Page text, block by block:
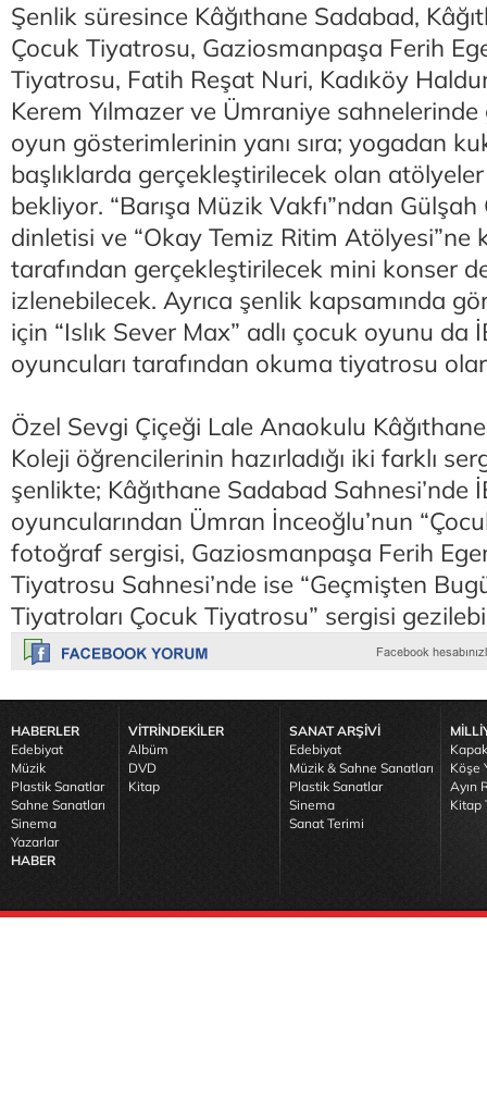
Şenlik süresince Kâğıthane Sadabad,
Çocuk Tiyatrosu, Gaziosmanpaşa Ferih
Tiyatrosu, Fatih Reşat Nuri, Kadıköy
Kerem Yılmazer ve Ümraniye
oyun gösterimlerinin yanı sıra; yogadan
başlıklarda gerçekleştirilecek olan
bekliyor. “Barışa Müzik Vakfı”ndan Gülşah
dinletisi ve “Okay Temiz Ritim Atölyesi”ne
tarafından gerçekleştirilecek mini konser
izlenebilecek. Ayrıca şenlik kapsamında
için “Islık Sever Max” adlı çocuk oyunu da
oyuncuları tarafından okuma tiyatrosu
Özel Sevgi Çiçeği Lale Anaokulu
Koleji öğrencilerinin hazırladığı iki farklı
şenlikte; Kâğıthane Sadabad Sahnesi’nde
oyuncularından Ümran İnceoğlu’nun
fotoğraf sergisi, Gaziosmanpaşa Ferih
Tiyatrosu Sahnesi’nde ise “Geçmişten
Tiyatroları Çocuk Tiyatrosu” sergisi
HABERLER
Edebiyat
Müzik
Plastik Sanatlar
Sahne Sanatları
Sinema
Yazarlar
HABER
VİTRİNDEKİLER
Albüm
DVD
Kitap
SANAT ARŞİVİ
Edebiyat
Müzik & Sahne Sanatları
Plastik Sanatlar
Sinema
Sanat Terimi
Köşe
Ayın
Kitap